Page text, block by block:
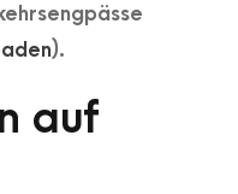
).
auf